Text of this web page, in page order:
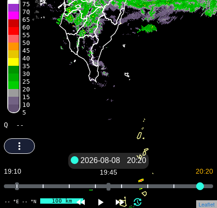
5
10
15
20
25
30
35
40
45
50
55
60
65
70
75
Q --
-- °E -- °N 100 km Leaflet
2026-08-08 20:20
19:45
19:10 20:20